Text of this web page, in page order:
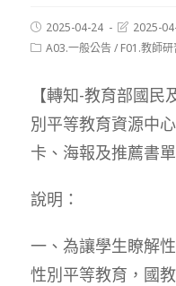
Post
published:
2025-04-24
Post
modified:
2025-
PostA03.一般公告/ F01.教師
【轉知-教育部國
別平等教育資源中
卡、海報及推薦書單
說明：
一、為讓學生瞭解
性別平等教育，國